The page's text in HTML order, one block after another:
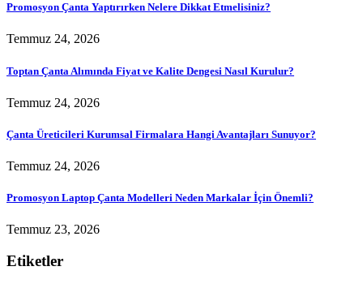
Promosyon Çanta Yaptırırken Nelere Dikkat Etmelisiniz?
Temmuz 24, 2026
Toptan Çanta Alımında Fiyat ve Kalite Dengesi Nasıl Kurulur?
Temmuz 24, 2026
Çanta Üreticileri Kurumsal Firmalara Hangi Avantajları Sunuyor?
Temmuz 24, 2026
Promosyon Laptop Çanta Modelleri Neden Markalar İçin Önemli?
Temmuz 23, 2026
Etiketler